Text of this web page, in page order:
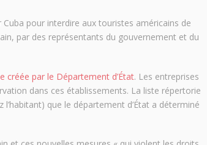
pour interdire aux touristes américains de
par des représentants du gouvernement et du
créée par le Département d’État. Les entreprises
dans ces établissements. La liste répertorie
l’habitant) que le département d’État a déterminé